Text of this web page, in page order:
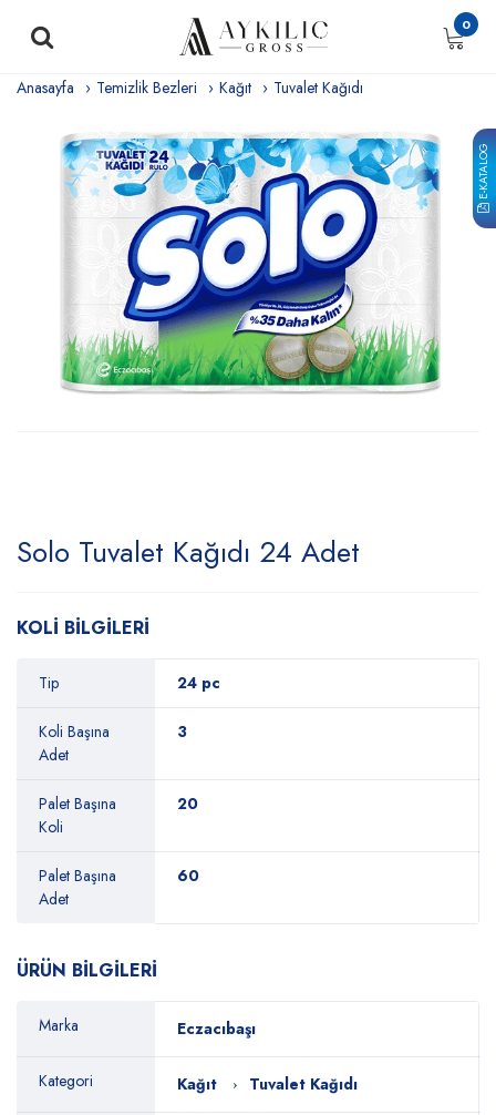
E-KATALOG
0
Anasayfa Temizlik Bezleri Kağıt Tuvalet Kağıdı
Solo Tuvalet Kağıdı 24 Adet
KOLİ BİLGİLERİ
Tip 24 pc
Koli Başına
Adet
3
Palet Başına
Koli
20
Palet Başına
Adet
60
ÜRÜN BİLGİLERİ
Marka Eczacıbaşı
Kategori Kağıt Tuvalet Kağıdı